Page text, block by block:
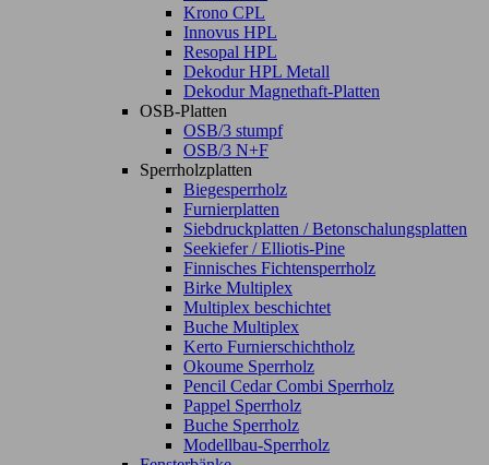
Krono CPL
Innovus HPL
Resopal HPL
Dekodur HPL Metall
Dekodur Magnethaft-Platten
OSB-Platten
OSB/3 stumpf
OSB/3 N+F
Sperrholzplatten
Biegesperrholz
Furnierplatten
Siebdruckplatten / Betonschalungsplatten
Seekiefer / Elliotis-Pine
Finnisches Fichtensperrholz
Birke Multiplex
Multiplex beschichtet
Buche Multiplex
Kerto Furnierschichtholz
Okoume Sperrholz
Pencil Cedar Combi Sperrholz
Pappel Sperrholz
Buche Sperrholz
Modellbau-Sperrholz